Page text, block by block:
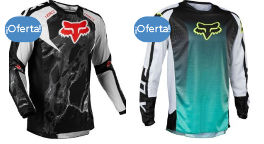
¡Oferta! ¡Oferta!